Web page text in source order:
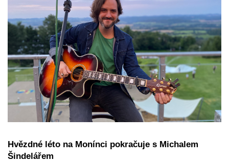
Hvězdné léto na Monínci pokračuje s Michalem
Šindelářem